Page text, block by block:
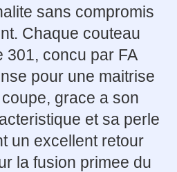
sans compromis
Chaque couteau
301, concu par FA
pour une maitrise
grace a son
et sa perle
un excellent retour
la fusion primee du